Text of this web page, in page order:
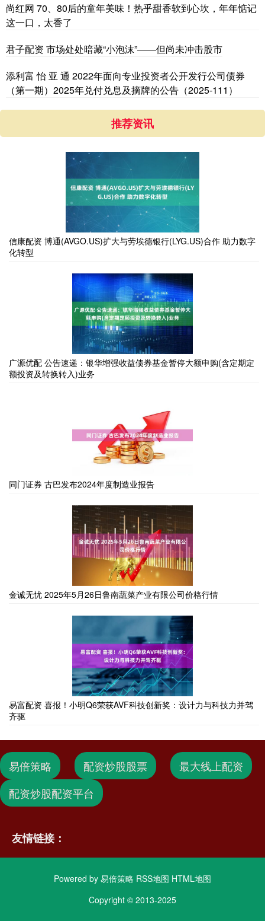
尚红网 70、80后的童年美味！热乎甜香软到心坎，年年惦记
这一口，太香了
君子配资 市场处处暗藏“小泡沫”——但尚未冲击股市
添利富 怡 亚 通 2022年面向专业投资者公开发行公司债券
（第一期）2025年兑付兑息及摘牌的公告（2025-111）
推荐资讯
信康配资 博通(AVGO.US)扩大与劳埃德银行(LYG.US)合作 助力数字
化转型
广源优配 公告速递：银华增强收益债券基金暂停大额申购(含定期定
额投资及转换转入)业务
同门证券 古巴发布2024年度制造业报告
金诚无忧 2025年5月26日鲁南蔬菜产业有限公司价格行情
易富配资 喜报！小明Q6荣获AVF科技创新奖：设计力与科技力并驾
齐驱
易倍策略 配资炒股股票
最大线上配资
配资炒股配资平台
友情链接：
Powered by 易倍策略 RSS地图 HTML地图
Copyright © 2013-2025